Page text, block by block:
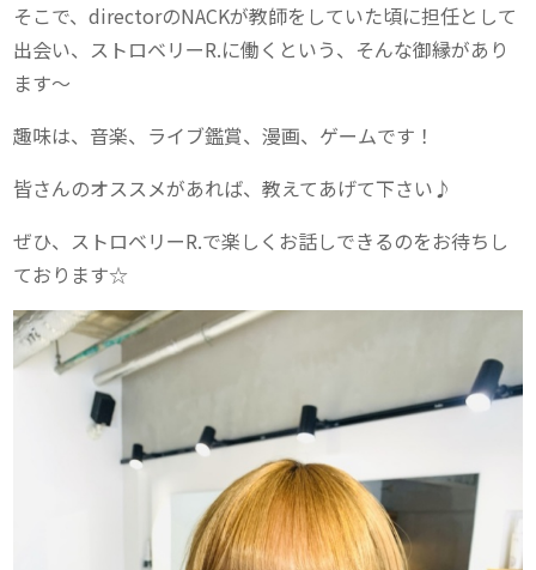
そこで、directorのNACKが教師をしていた頃に担任として
出会い、ストロベリーR.に働くという、そんな御縁があり
ます〜
趣味は、音楽、ライブ鑑賞、漫画、ゲームです！
皆さんのオススメがあれば、教えてあげて下さい♪
ぜひ、ストロベリーR.で楽しくお話しできるのをお待ちし
ております☆